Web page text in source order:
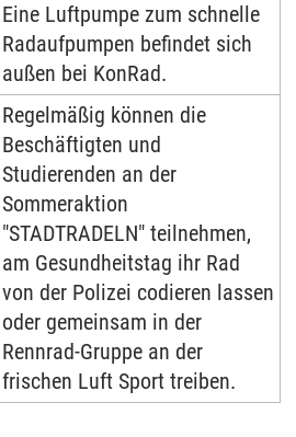
Eine Luftpumpe zum schnelle
Radaufpumpen befindet sich
außen bei KonRad.
Regelmäßig können die
Beschäftigten und
Studierenden an der
Sommeraktion
"STADTRADELN" teilnehmen,
am Gesundheitstag ihr Rad
von der Polizei codieren lassen
oder gemeinsam in der
Rennrad-Gruppe an der
frischen Luft Sport treiben.